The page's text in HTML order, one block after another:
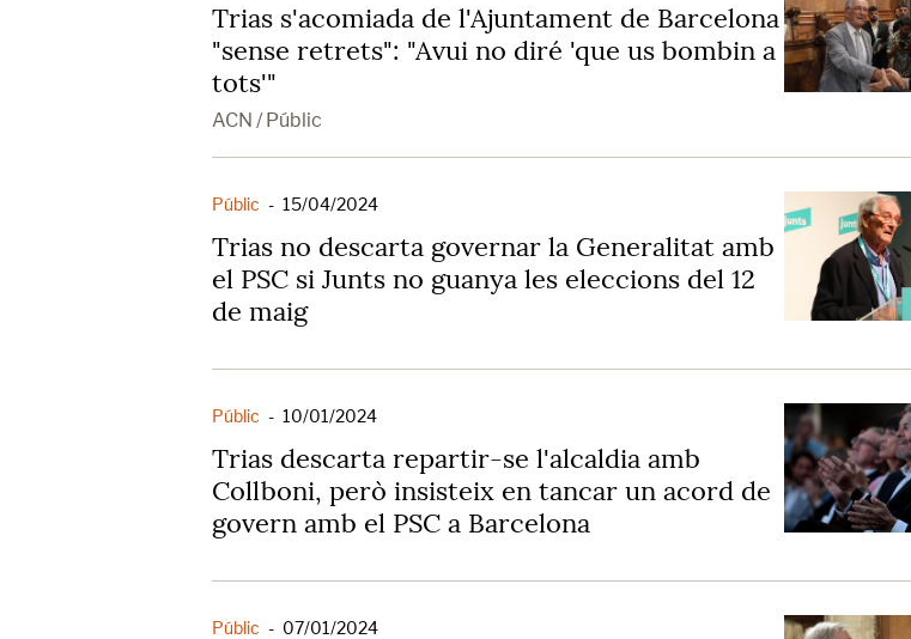
Trias s'acomiada de l'Ajuntament de Barcelona
"sense retrets": "Avui no diré 'que us bombin a
tots'"
ACN / Públic
Públic - 15/04/2024
Trias no descarta governar la Generalitat amb
el PSC si Junts no guanya les eleccions del 12
de maig
Públic - 10/01/2024
Trias descarta repartir-se l'alcaldia amb
Collboni, però insisteix en tancar un acord de
govern amb el PSC a Barcelona
Públic - 07/01/2024